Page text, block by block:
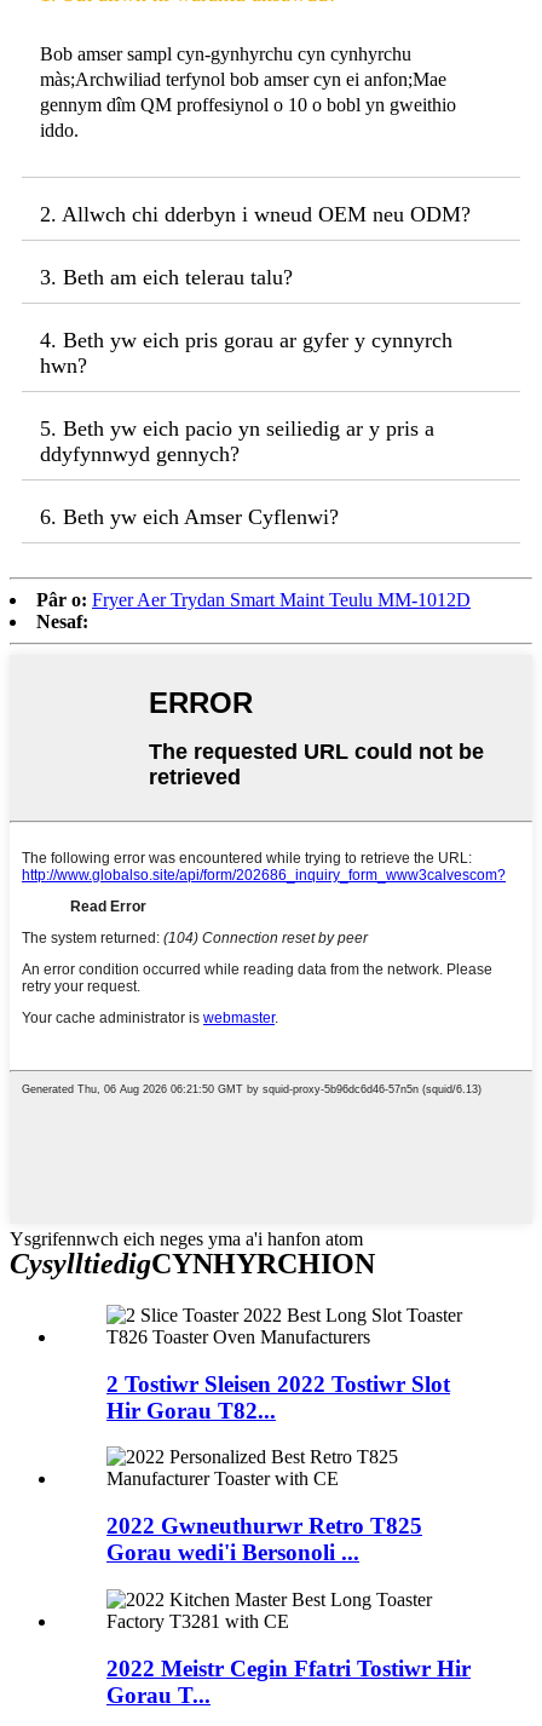
Bob amser sampl cyn-gynhyrchu cyn cynhyrchu
màs;Archwiliad terfynol bob amser cyn ei anfon;Mae
gennym dîm QM proffesiynol o 10 o bobl yn gweithio
iddo.
2. Allwch chi dderbyn i wneud OEM neu ODM?
3. Beth am eich telerau talu?
4. Beth yw eich pris gorau ar gyfer y cynnyrch
hwn?
5. Beth yw eich pacio yn seiliedig ar y pris a
ddyfynnwyd gennych?
6. Beth yw eich Amser Cyflenwi?
Pâr o: Fryer Aer Trydan Smart Maint Teulu MM-1012D
Nesaf:
Ysgrifennwch eich neges yma a'i hanfon atom
CysylltiedigCYNHYRCHION
2 Tostiwr Sleisen 2022 Tostiwr Slot
Hir Gorau T82...
2022 Gwneuthurwr Retro T825
Gorau wedi'i Bersonoli ...
2022 Meistr Cegin Ffatri Tostiwr Hir
Gorau T...